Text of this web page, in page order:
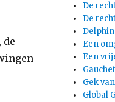
de
De
De
Een
Een
Gek
Global